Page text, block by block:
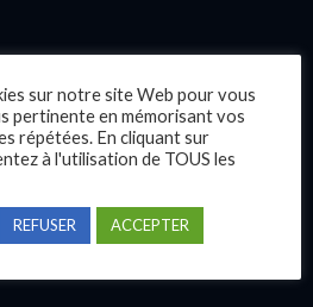
sur notre site Web pour vous
pertinente en mémorisant vos
répétées. En cliquant sur
à l'utilisation de TOUS les
REFUSER ACCEPTER